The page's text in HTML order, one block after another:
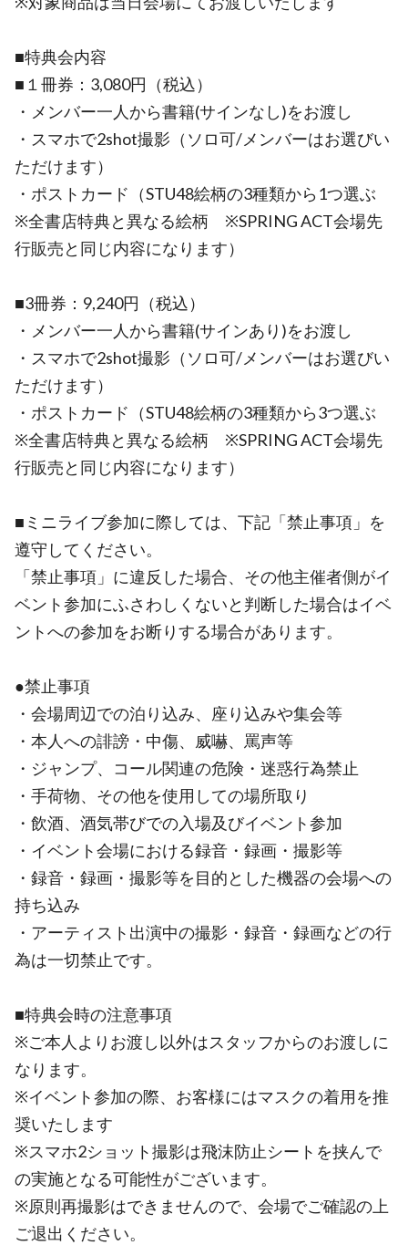
■特典会内容
■１冊券：3,080円（税込）
・メンバー一人から書籍(サインなし)をお渡し
・スマホで2shot撮影（ソロ可/メンバーはお選びい
ただけます）
・ポストカード（STU48絵柄の3種類から1つ選ぶ
※全書店特典と異なる絵柄 ※SPRING ACT会場先
行販売と同じ内容になります）
■3冊券：9,240円（税込）
・メンバー一人から書籍(サインあり)をお渡し
・スマホで2shot撮影（ソロ可/メンバーはお選びい
ただけます）
・ポストカード（STU48絵柄の3種類から3つ選ぶ
※全書店特典と異なる絵柄 ※SPRING ACT会場先
行販売と同じ内容になります）
■ミニライブ参加に際しては、下記「禁止事項」を
遵守してください。
「禁止事項」に違反した場合、その他主催者側がイ
ベント参加にふさわしくないと判断した場合はイベ
ントへの参加をお断りする場合があります。
●禁止事項
・会場周辺での泊り込み、座り込みや集会等
・本人への誹謗・中傷、威嚇、罵声等
・ジャンプ、コール関連の危険・迷惑行為禁止
・手荷物、その他を使用しての場所取り
・飲酒、酒気帯びでの入場及びイベント参加
・イベント会場における録音・録画・撮影等
・録音・録画・撮影等を目的とした機器の会場への
持ち込み
・アーティスト出演中の撮影・録音・録画などの行
為は一切禁止です。
■特典会時の注意事項
※ご本人よりお渡し以外はスタッフからのお渡しに
なります。
※イベント参加の際、お客様にはマスクの着用を推
奨いたします
※スマホ2ショット撮影は飛沫防止シートを挟んで
の実施となる可能性がございます。
※原則再撮影はできませんので、会場でご確認の上
ご退出ください。